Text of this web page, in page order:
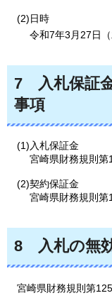
(2)日時
令和7年3月27日
7 入札保証
事項
(1)入札保証金
宮崎県財務規則第
(2)契約保証金
宮崎県財務規則第
8 入札の無
宮崎県財務規則第